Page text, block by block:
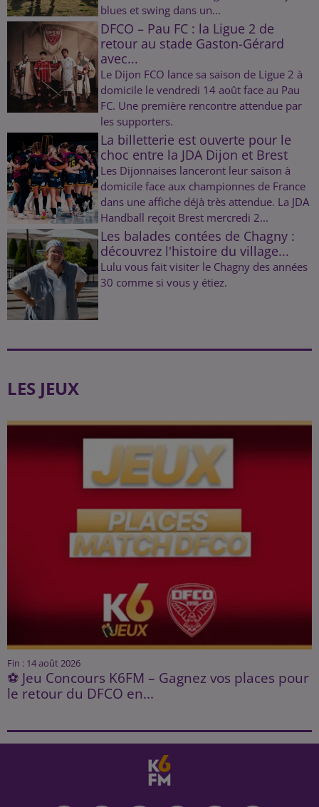
blues et swing dans un...
DFCO – Pau FC : la Ligue 2 de
retour au stade Gaston-Gérard
avec...
Le Dijon FCO lance sa saison de Ligue 2 à
domicile le vendredi 14 août face au Pau
FC. Une première rencontre attendue par
les supporters.
La billetterie est ouverte pour le
choc entre la JDA Dijon et Brest
Les Dijonnaises lanceront leur saison à
domicile face aux championnes de France
dans une affiche déjà très attendue. La JDA
Handball reçoit Brest mercredi 2...
Les balades contées de Chagny :
découvrez l'histoire du village...
Lulu vous fait visiter le Chagny des années
30 comme si vous y étiez.
LES JEUX
Fin : 14 août 2026
⚽ Jeu Concours K6FM – Gagnez vos places pour
le retour du DFCO en...